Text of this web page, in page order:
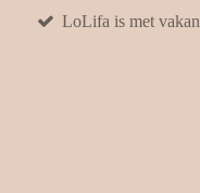
LoLifa is met